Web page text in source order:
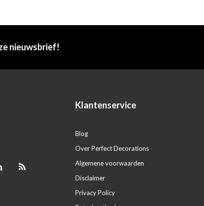
nieuwsbrief!
Klantenservice
Blog
Over Perfect Decorations
Algemene voorwaarden
Disclaimer
Privacy Policy